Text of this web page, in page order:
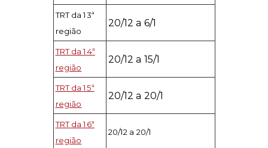
TRT da 13ª
região
20/12 a 6/1
TRT da 14ª
região
20/12 a 15/1
TRT da 15ª
região
20/12 a 20/1
TRT da 16ª
região
20/12 a 20/1